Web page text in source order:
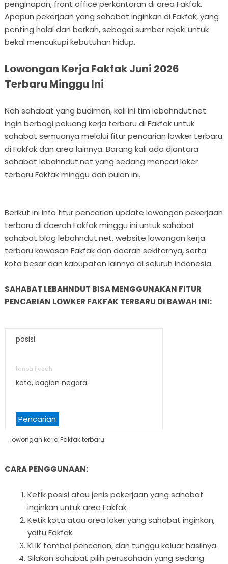
penginapan, front office perkantoran di area Fakfak.
Apapun pekerjaan yang sahabat inginkan di Fakfak, yang
penting halal dan berkah, sebagai sumber rejeki untuk
bekal mencukupi kebutuhan hidup.
Lowongan Kerja Fakfak Juni 2026
Terbaru Minggu Ini
Nah sahabat yang budiman, kali ini tim lebahndut.net
ingin berbagi peluang kerja terbaru di Fakfak untuk
sahabat semuanya melalui fitur pencarian lowker terbaru
di Fakfak dan area lainnya. Barang kali ada diantara
sahabat lebahndut.net yang sedang mencari loker
terbaru Fakfak minggu dan bulan ini.
Berikut ini info fitur pencarian update lowongan pekerjaan
terbaru di daerah Fakfak minggu ini untuk sahabat
sahabat blog lebahndut.net, website lowongan kerja
terbaru kawasan Fakfak dan daerah sekitarnya, serta
kota besar dan kabupaten lainnya di seluruh Indonesia.
SAHABAT LEBAHNDUT BISA MENGGUNAKAN FITUR
PENCARIAN LOWKER FAKFAK TERBARU DI BAWAH INI:
posisi:
tanpa ijazah
kota, bagian negara:
Pencarian
lowongan kerja Fakfak terbaru
CARA PENGGUNAAN:
Ketik posisi atau jenis pekerjaan yang sahabat
inginkan untuk area Fakfak
Ketik kota atau area loker yang sahabat inginkan,
yaitu Fakfak
KLIK tombol pencarian, dan tunggu keluar hasilnya.
Silakan sahabat pilih perusahaan yang sedang